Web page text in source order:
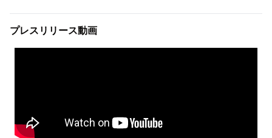
プレスリリース動画